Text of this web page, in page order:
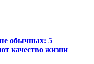
обычных: 5
качество жизни